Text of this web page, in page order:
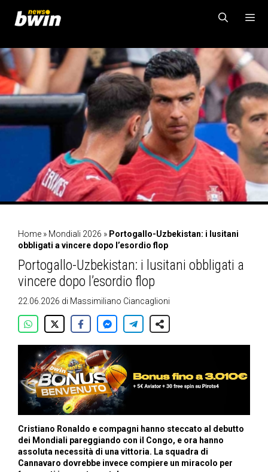
contenuto
MENU
Home » Mondiali 2026 » Portogallo-Uzbekistan: i lusitani
obbligati a vincere dopo l’esordio flop
Portogallo-Uzbekistan: i lusitani obbligati a
vincere dopo l’esordio flop
22.06.2026 di Massimiliano Ciancaglioni
Cristiano Ronaldo e compagni hanno steccato al debutto
dei Mondiali pareggiando con il Congo, e ora hanno
assoluta necessità di una vittoria. La squadra di
Cannavaro dovrebbe invece compiere un miracolo per